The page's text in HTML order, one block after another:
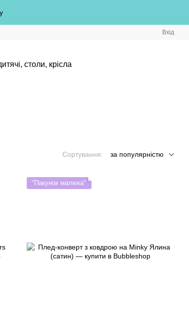
Вхід
столи, крісла
Сортування: за популярністю
"Пакунок малюка"